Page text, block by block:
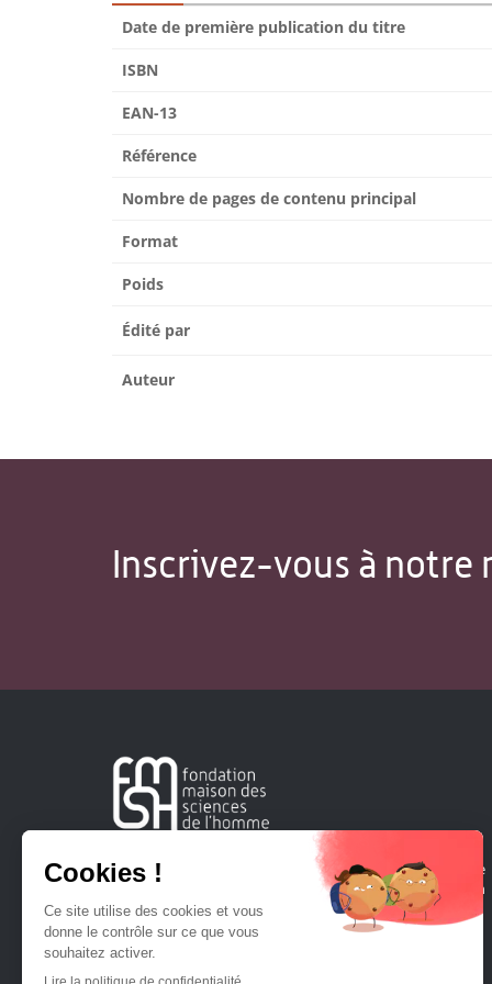
Date de première publication du titre
ISBN
EAN-13
Référence
Nombre de pages de contenu principal
Format
Poids
Édité par
Auteur
Inscrivez-vous à notre
Créée en 1963, la Fondation Maison Sciences de l'Homme
soutient la recherche et la diffusion des connaissances en
sciences humaines et sociales.